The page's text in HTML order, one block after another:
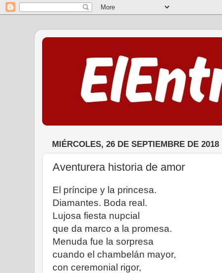
MIÉRCOLES, 26 DE SEPTIEMBRE DE 2018
Aventurera historia de amor
El príncipe y la princesa.
Diamantes. Boda real.
Lujosa fiesta nupcial
que da marco a la promesa.
Menuda fue la sorpresa
cuando el chambelán mayor,
con ceremonial rigor,